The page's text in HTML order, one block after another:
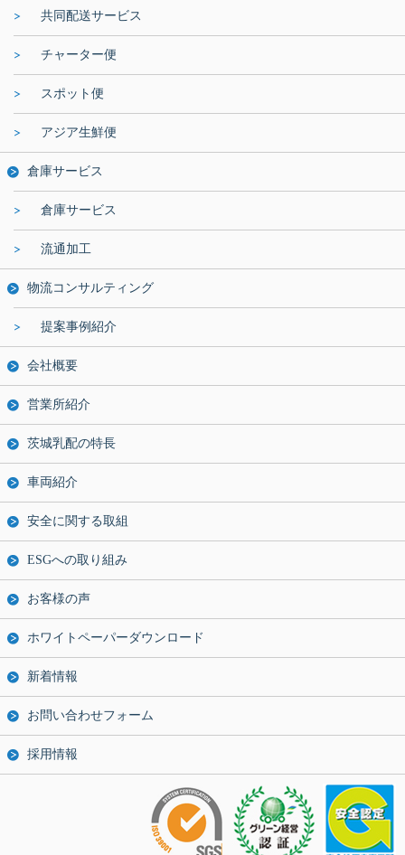
共同配送サービス
チャーター便
スポット便
アジア生鮮便
倉庫サービス
倉庫サービス
流通加工
物流コンサルティング
提案事例紹介
会社概要
営業所紹介
茨城乳配の特長
車両紹介
安全に関する取組
ESGへの取り組み
お客様の声
ホワイトペーパーダウンロード
新着情報
お問い合わせフォーム
採用情報